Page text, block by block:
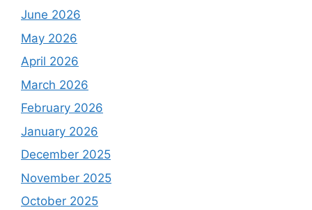
June 2026
May 2026
April 2026
March 2026
February 2026
January 2026
December 2025
November 2025
October 2025